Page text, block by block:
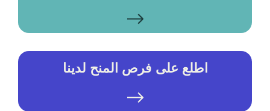
اطلع على فرص المنح لدينا